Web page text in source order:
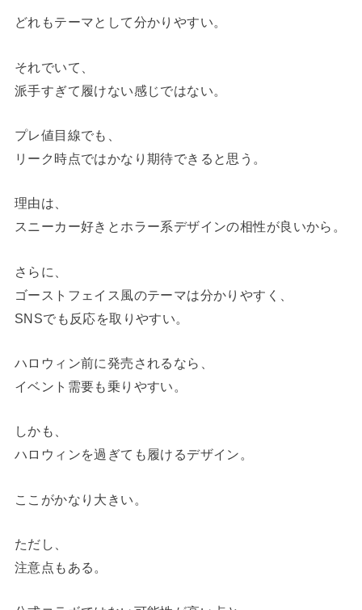
どれもテーマとして分かりやすい。
それでいて、
派手すぎて履けない感じではない。
プレ値目線でも、
リーク時点ではかなり期待できると思う。
理由は、
スニーカー好きとホラー系デザインの相性が良いから。
さらに、
ゴーストフェイス風のテーマは分かりやすく、
SNSでも反応を取りやすい。
ハロウィン前に発売されるなら、
イベント需要も乗りやすい。
しかも、
ハロウィンを過ぎても履けるデザイン。
ここがかなり大きい。
ただし、
注意点もある。